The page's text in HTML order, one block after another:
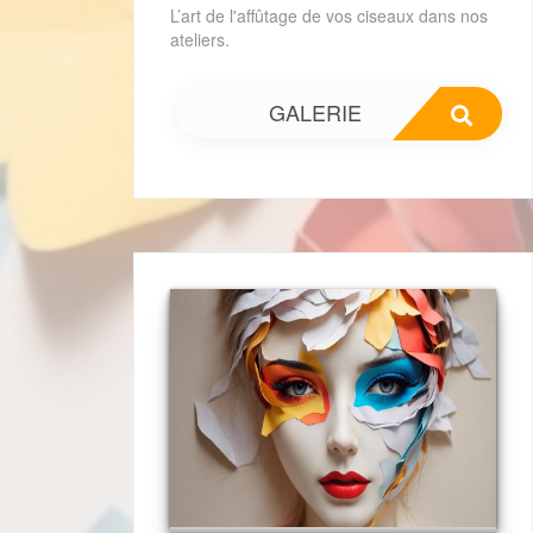
L’art de l'affûtage de vos ciseaux dans nos
ateliers.
GALERIE